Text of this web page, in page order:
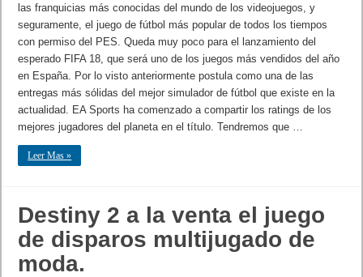
las franquicias más conocidas del mundo de los videojuegos, y
seguramente, el juego de fútbol más popular de todos los tiempos
con permiso del PES. Queda muy poco para el lanzamiento del
esperado FIFA 18, que será uno de los juegos más vendidos del año
en España. Por lo visto anteriormente postula como una de las
entregas más sólidas del mejor simulador de fútbol que existe en la
actualidad. EA Sports ha comenzado a compartir los ratings de los
mejores jugadores del planeta en el título. Tendremos que …
Leer Mas »
Destiny 2 a la venta el juego
de disparos multijugado de
moda.